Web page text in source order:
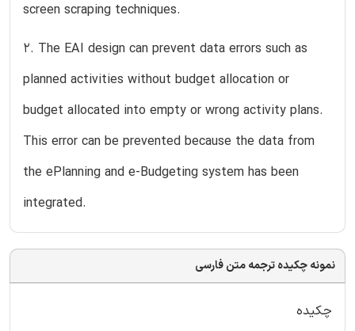
screen scraping techniques.
2. The EAI design can prevent data errors such as
planned activities without budget allocation or
budget allocated into empty or wrong activity plans.
This error can be prevented because the data from
the ePlanning and e-Budgeting system has been
integrated.
نمونه چکیده ترجمه متن فارسی
چکیده